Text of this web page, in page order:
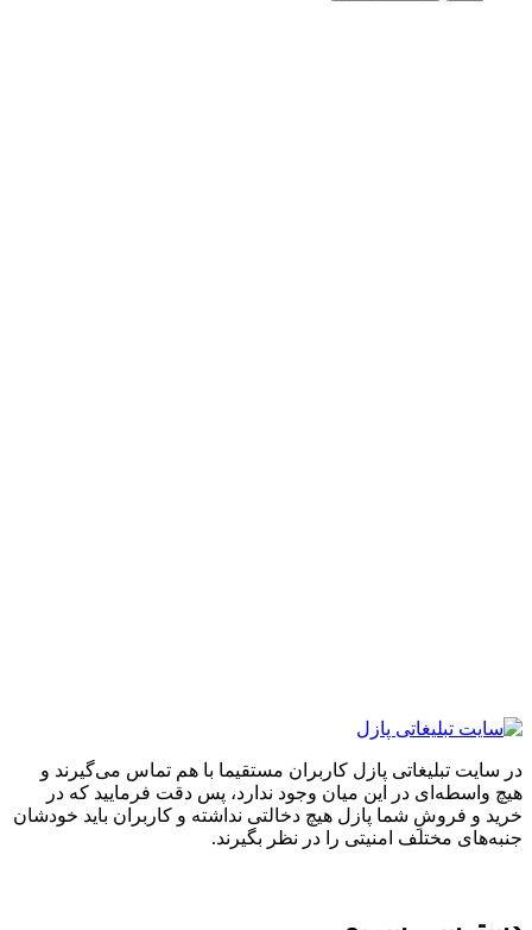
تبلیغاتی پازل کاربران مستقیما با هم تماس می‌گیرند و
در این میان وجود ندارد، پس دقت فرمایید که در
و فروشِ شما پازل هیچ دخالتی نداشته و کاربران باید خودشان
مختلف امنیتی را در نظر بگیرند.